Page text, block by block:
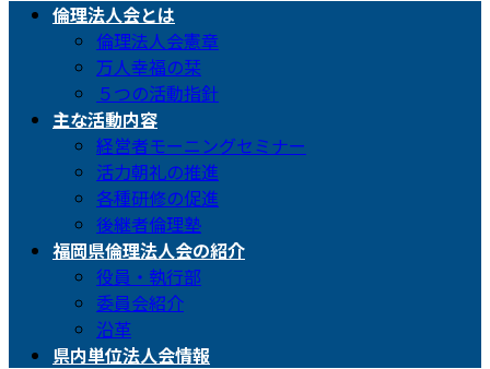
倫理法人会とは
倫理法人会憲章
万人幸福の栞
５つの活動指針
主な活動内容
経営者モーニングセミナー
活力朝礼の推進
各種研修の促進
後継者倫理塾
福岡県倫理法人会の紹介
役員・執行部
委員会紹介
沿革
県内単位法人会情報